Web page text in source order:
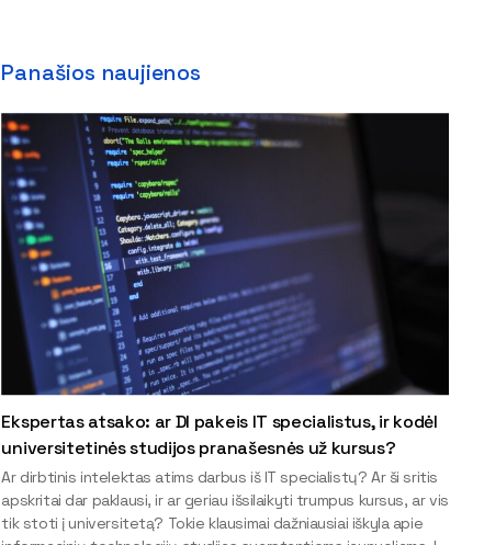
Panašios naujienos
Ekspertas atsako: ar DI pakeis IT specialistus, ir kodėl
universitetinės studijos pranašesnės už kursus?
Ar dirbtinis intelektas atims darbus iš IT specialistų? Ar ši sritis
apskritai dar paklausi, ir ar geriau išsilaikyti trumpus kursus, ar vis
tik stoti į universitetą? Tokie klausimai dažniausiai iškyla apie